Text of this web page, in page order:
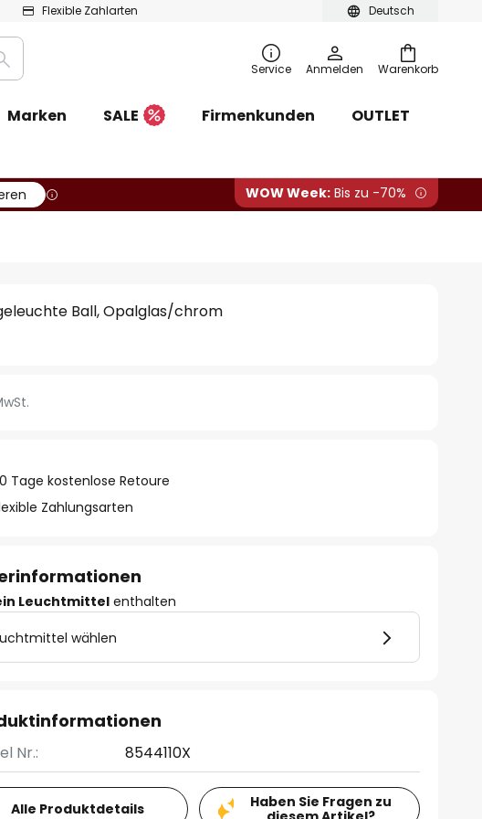
Deutsch
Flexible Zahlarten
Warenkorb
Suche Service Anmelden
Marken SALE Firmenkunden
OUTLET
WOW Week: Bis zu -70%
Ball, Opalglas/chrom
Tage kostenlose Retoure
Zahlungsarten
Leuchtmittel enthalten
wählen
Nr.: 8544110X
Alle Produktdetails
Haben Sie Fragen zu